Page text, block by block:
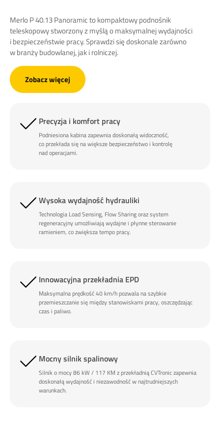
Merlo P 40.13 Panoramic to kompaktowy podnośnik
teleskopowy stworzony z myślą o maksymalnej wydajności
i bezpieczeństwie pracy. Sprawdzi się doskonale zarówno
w branży budowlanej, jak i rolniczej.
Zobacz więcej
Precyzja i komfort pracy
Podniesiona kabina zapewnia doskonałą widoczność,
co przekłada się na większe bezpieczeństwo i kontrolę
nad operacjami.
Wysoka wydajność hydrauliki
Technologia Load Sensing, Flow Sharing oraz system
regeneracyjny umożliwiają wydajne i płynne sterowanie
ramieniem, co zwiększa tempo pracy.
Innowacyjna przekładnia EPD
Maksymalna prędkość 40 km/h pozwala na szybkie
przemieszczanie się między stanowiskami pracy, oszczędzając
czas i paliwo.
Mocny silnik spalinowy
Silnik o mocy 86 kW / 117 KM z przekładnią CVTronic zapewnia
doskonałą wydajność i niezawodność w najtrudniejszych
warunkach.